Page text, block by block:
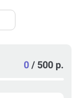
0 / 500 р.